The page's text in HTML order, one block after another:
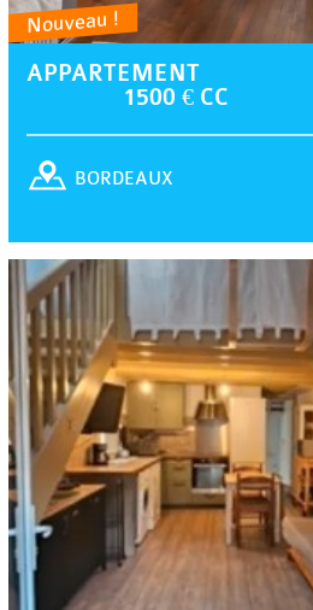
Nouveau !
APPARTEMENT
1500 € CC
BORDEAUX